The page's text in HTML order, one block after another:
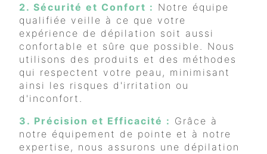
2. Sécurité et Confort : Notre équipe
qualifiée veille à ce que votre
expérience de dépilation soit aussi
confortable et sûre que possible. Nous
utilisons des produits et des méthodes
qui respectent votre peau, minimisant
ainsi les risques d'irritation ou
d'inconfort.
3. Précision et Efficacité : Grâce à
notre équipement de pointe et à notre
expertise, nous assurons une dépilation